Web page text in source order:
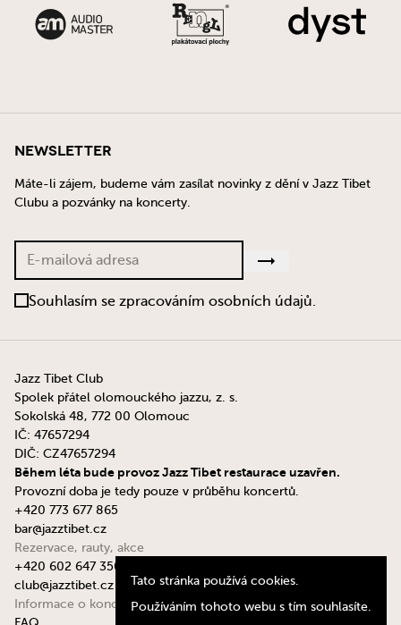
Newsletter
Máte-li zájem, budeme vám zasílat novinky z dění v Jazz Tibet
Clubu a pozvánky na koncerty.
Souhlasím se zpracováním osobních údajů.
Jazz Tibet Club
Spolek přátel olomouckého jazzu, z. s.
Sokolská 48, 772 00 Olomouc
IČ: 47657294
DIČ: CZ47657294
Během léta bude provoz Jazz Tibet restaurace uzavřen.
Provozní doba je tedy pouze v průběhu koncertů.
+420 773 677 865
bar@jazztibet.cz
Rezervace, rauty, akce
+420 602 647 350
club@jazztibet.cz
Informace o koncertech
Tato stránka používá cookies.
Používáním tohoto webu s tím souhlasíte.